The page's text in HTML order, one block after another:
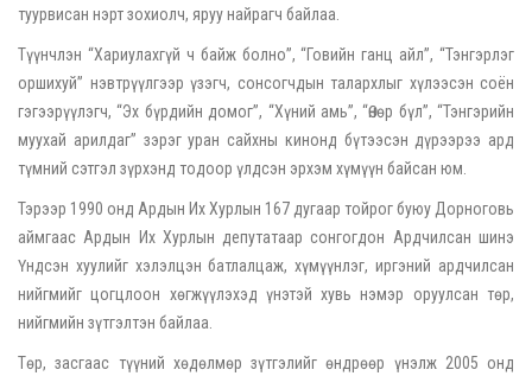
туурвисан нэрт зохиолч, яруу найрагч байлаа.
Түүнчлэн “Хариулахгүй ч байж болно”, “Говийн ганц айл”, “Тэнгэрлэг
оршихуй” нэвтрүүлгээр үзэгч, сонсогчдын талархлыг хүлээсэн соён
гэгээрүүлэгч, “Эх бүрдийн домог”, “Хүний амь”, “Өнөр бүл”, “Тэнгэрийн
муухай арилдаг” зэрэг уран сайхны кинонд бүтээсэн дүрээрээ ард
түмний сэтгэл зүрхэнд тодоор үлдсэн эрхэм хүмүүн байсан юм.
Тэрээр 1990 онд Ардын Их Хурлын 167 дугаар тойрог буюу Дорноговь
аймгаас Ардын Их Хурлын депутатаар сонгогдон Ардчилсан шинэ
Үндсэн хуулийг хэлэлцэн батлалцаж, хүмүүнлэг, иргэний ардчилсан
нийгмийг цогцлоон хөгжүүлэхэд үнэтэй хувь нэмэр оруулсан төр,
нийгмийн зүтгэлтэн байлаа.
Төр, засгаас түүний хөдөлмөр зүтгэлийг өндрөөр үнэлж 2005 онд